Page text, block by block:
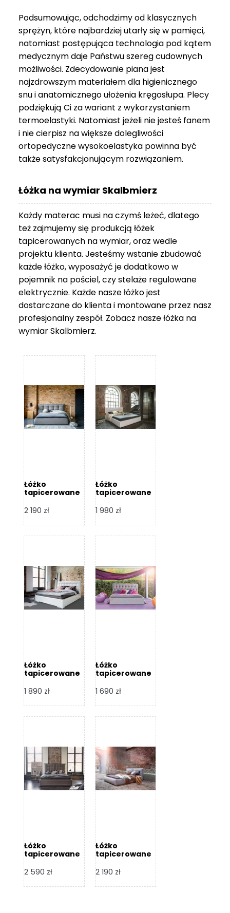
Podsumowując, odchodzimy od klasycznych
sprężyn, które najbardziej utarły się w pamięci,
natomiast postępująca technologia pod kątem
medycznym daje Państwu szereg cudownych
możliwości. Zdecydowanie piana jest
najzdrowszym materiałem dla higienicznego
snu i anatomicznego ułożenia kręgosłupa. Plecy
podziękują Ci za wariant z wykorzystaniem
termoelastyki. Natomiast jeżeli nie jesteś fanem
i nie cierpisz na większe dolegliwości
ortopedyczne wysokoelastyka powinna być
także satysfakcjonującym rozwiązaniem.
Łóżka na wymiar Skalbmierz
Każdy materac musi na czymś leżeć, dlatego
też zajmujemy się produkcją łóżek
tapicerowanych na wymiar, oraz wedle
projektu klienta. Jesteśmy wstanie zbudować
każde łóżko, wyposażyć je dodatkowo w
pojemnik na pościel, czy stelaże regulowane
elektrycznie. Każde nasze łóżko jest
dostarczane do klienta i montowane przez nasz
profesjonalny zespół. Zobacz naszełóżka na
wymiar Skalbmierz.
Łóżko
tapicerowane
Design
2 190 zł
Łóżko
tapicerowane
Design
1 980 zł
Łóżko
tapicerowane
Design
1 890 zł
Łóżko
tapicerowane
Design
1 690 zł
Łóżko
tapicerowane
Design
2 590 zł
Łóżko
tapicerowane
Design
2 190 zł